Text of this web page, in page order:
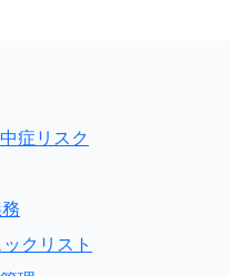
症リスク
クリスト